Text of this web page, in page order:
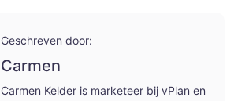
Geschreven door:
Carmen
Carmen Kelder is marketeer bij vPlan en